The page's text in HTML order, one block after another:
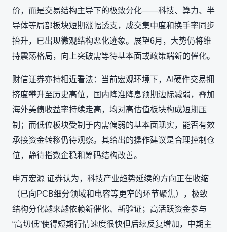
价，而是交易结构主导下的极致分化——科技、算力、半
导体等局部板块短期涨幅透支，成交集中度和换手率同步
抬升，已出现微观结构恶化迹象。展望6月，大势仍将维
持震荡格局，向上突破需等待基本面或政策端新的催化。
财信证券亦持相近看法：当前宏观环境下，AI硬件交易拥
挤度攀升至历史高位，国内降准降息预期边际减弱，叠加
海外美债收益率持续走高，均对高估值板块构成短期压
制；而低位板块受制于内需偏弱的基本面现实，能否有效
承接资金转移仍待观察。其给出的操作建议是合理控制仓
位，静待指数企稳和筹码结构改善。
申万宏源 证券认为，科技产业趋势延续的方向正在收缩
（已向PCB细分领域和电容等更窄的环节聚焦），极致
结构分化越来越依赖新催化、新验证；高活跃资金参与
“高切低”使得短期行情速度很快但后续反复增加，中期主